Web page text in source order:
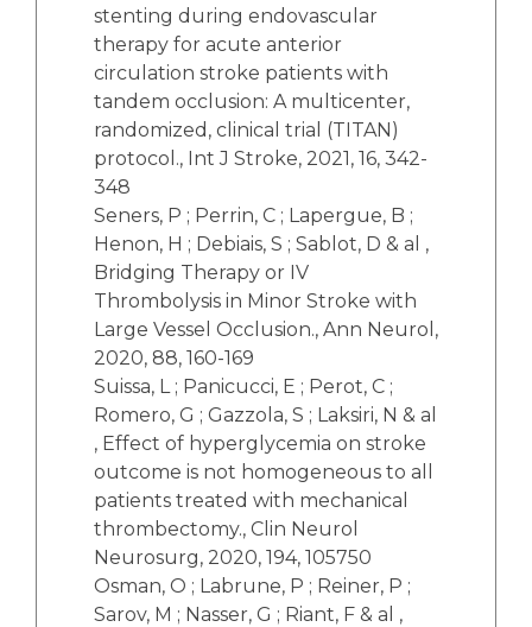
stenting during endovascular
therapy for acute anterior
circulation stroke patients with
tandem occlusion: A multicenter,
randomized, clinical trial (TITAN)
protocol., Int J Stroke, 2021, 16, 342-
348
Seners, P ; Perrin, C ; Lapergue, B ;
Henon, H ; Debiais, S ; Sablot, D & al ,
Bridging Therapy or IV
Thrombolysis in Minor Stroke with
Large Vessel Occlusion., Ann Neurol,
2020, 88, 160-169
Suissa, L ; Panicucci, E ; Perot, C ;
Romero, G ; Gazzola, S ; Laksiri, N & al
, Effect of hyperglycemia on stroke
outcome is not homogeneous to all
patients treated with mechanical
thrombectomy., Clin Neurol
Neurosurg, 2020, 194, 105750
Osman, O ; Labrune, P ; Reiner, P ;
Sarov, M ; Nasser, G ; Riant, F & al ,